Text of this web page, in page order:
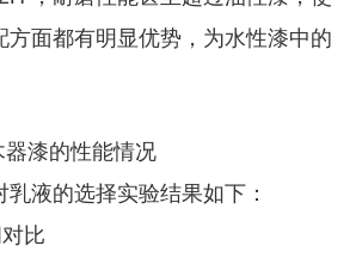
方面都有明显优势，为水性漆中的
漆的性能情况
液的选择实验结果如下：
比